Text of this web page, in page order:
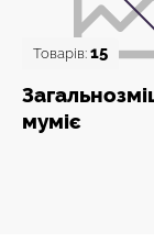
Товарів: 15
муміє